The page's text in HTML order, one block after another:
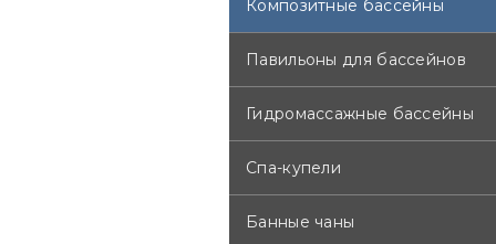
Композитные бассейны
Павильоны для бассейнов
Гидромассажные бассейны
Спа-купели
Банные чаны